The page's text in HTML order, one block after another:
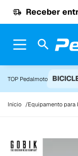
Receber
TOP Pedalmoto
Início Equipamento para